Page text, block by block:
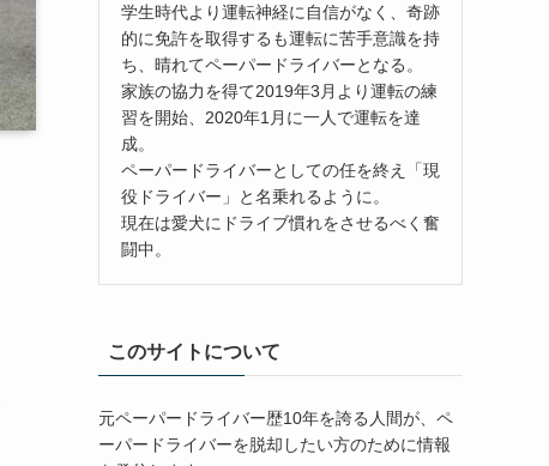
学生時代より運転神経に自信がなく、奇跡
的に免許を取得するも運転に苦手意識を持
ち、晴れてペーパードライバーとなる。
家族の協力を得て2019年3月より運転の練
習を開始、2020年1月に一人で運転を達
成。
ペーパードライバーとしての任を終え「現
役ドライバー」と名乗れるように。
現在は愛犬にドライブ慣れをさせるべく奮
闘中。
このサイトについて
元ペーパードライバー歴10年を誇る人間が、ペ
ーパードライバーを脱却したい方のために情報